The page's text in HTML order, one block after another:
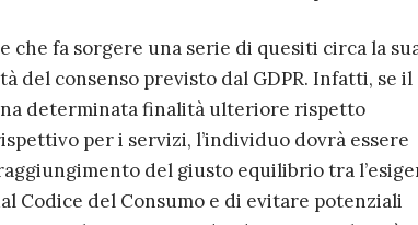
che fa sorgere una serie di quesiti circa la
del consenso previsto dal GDPR. Infatti, se il
determinata finalità ulteriore rispetto
per i servizi, l’individuo dovrà essere
del giusto equilibrio tra
Codice del Consumo e di evitare potenziali